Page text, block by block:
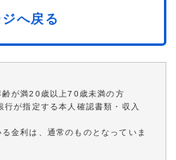
へ戻る
が満20歳以上70歳未満の方
が指定する本人確認書類・収入
金利は、通常のものとなっていま